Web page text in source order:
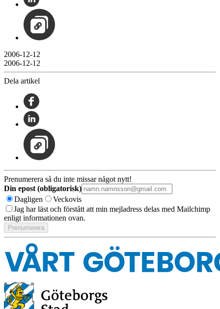
2006-12-12
2006-12-12
Dela artikel
Prenumerera så du inte missar något nytt!
Din epost (obligatorisk)
Dagligen
Veckovis
Jag har läst och förstått att min mejladress delas med Mailchimp
enligt informationen ovan.